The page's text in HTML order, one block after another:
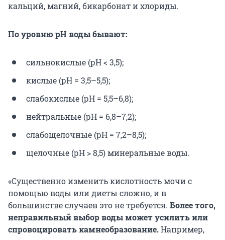
кальций, магний, бикарбонат и хлориды.
По уровню рН воды бывают:
сильнокислые (рН < 3,5);
кислые (рН = 3,5–5,5);
слабокислые (рН = 5,5–6,8);
нейтральные (рН = 6,8–7,2);
слабощелочные (рН = 7,2–8,5);
щелочные (рН > 8,5) минеральные воды.
«Существенно изменить кислотность мочи с
помощью воды или диеты сложно, и в
большинстве случаев это не требуется. Более того,
неправильный выбор воды может усилить или
спровоцировать камнеобразование.Например,